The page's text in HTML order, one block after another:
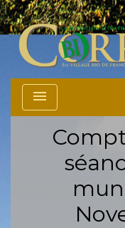
menu